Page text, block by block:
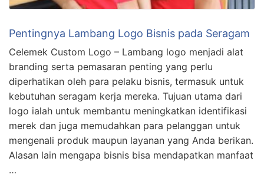
Pentingnya Lambang Logo Bisnis pada Seragam
Celemek Custom Logo – Lambang logo menjadi alat
branding serta pemasaran penting yang perlu
diperhatikan oleh para pelaku bisnis, termasuk untuk
kebutuhan seragam kerja mereka. Tujuan utama dari
logo ialah untuk membantu meningkatkan identifikasi
merek dan juga memudahkan para pelanggan untuk
mengenali produk maupun layanan yang Anda berikan.
Alasan lain mengapa bisnis bisa mendapatkan manfaat
…